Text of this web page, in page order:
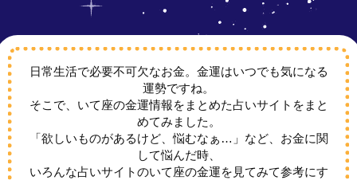
日常生活で必要不可欠なお金。金運はいつでも気になる
運勢ですね。
そこで、いて座の金運情報をまとめた占いサイトをまと
めてみました。
「欲しいものがあるけど、悩むなぁ…」など、お金に関
して悩んだ時、
いろんな占いサイトのいて座の金運を見てみて参考にす